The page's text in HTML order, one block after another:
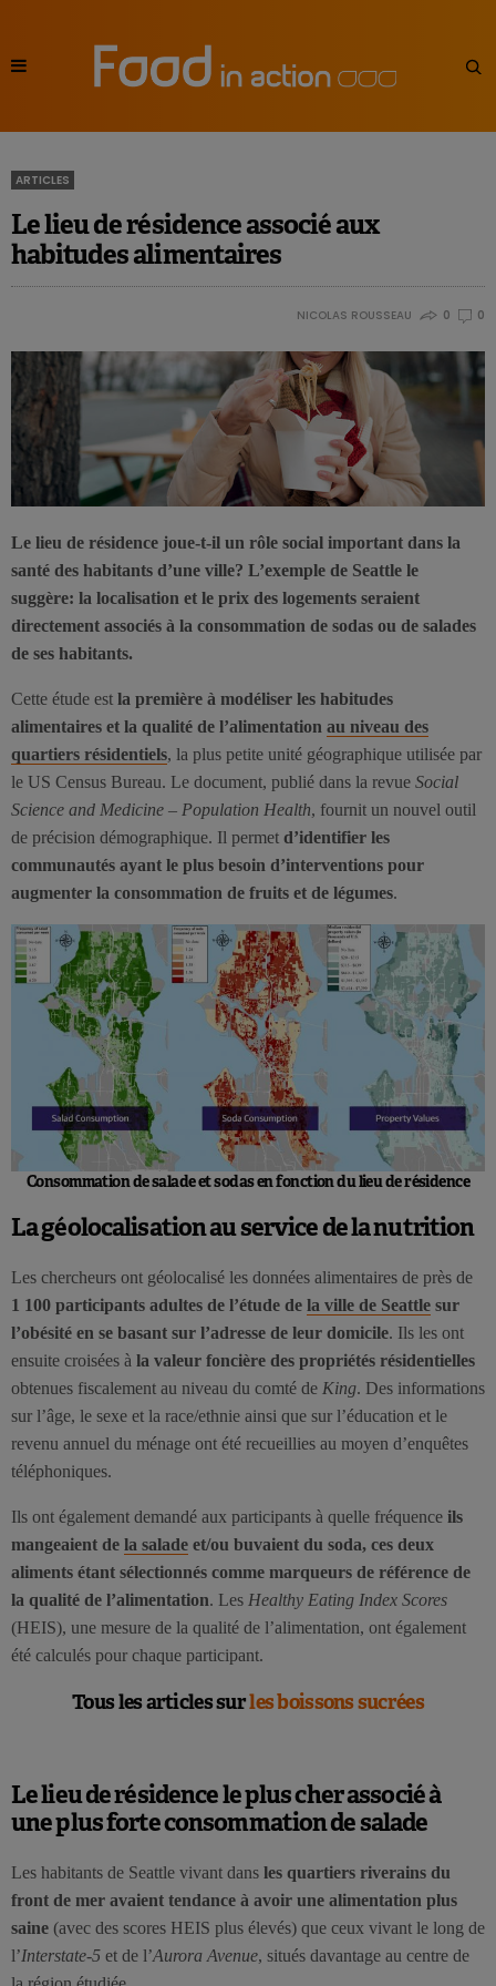
ARTICLES
Le lieu de résidence associé aux
habitudes alimentaires
NICOLAS ROUSSEAU 0 0
Le lieu de résidence joue-t-il un rôle social important dans la
santé des habitants d’une ville? L’exemple de Seattle le
suggère: la localisation et le prix des logements seraient
directement associés à la consommation de sodas ou de salades
de ses habitants.
Cette étude est la première à modéliser les habitudes
alimentaires et la qualité de l’alimentation au niveau des
quartiers résidentiels, la plus petite unité géographique utilisée par
le US Census Bureau. Le document, publié dans la revue Social
Science and Medicine – Population Health, fournit un nouvel outil
de précision démographique. Il permet d’identifier les
communautés ayant le plus besoin d’interventions pour
augmenter la consommation de fruits et de légumes.
Consommation de salade et sodas en fonction du lieu de résidence
La géolocalisation au service de la nutrition
Les chercheurs ont géolocalisé les données alimentaires de près de
1 100 participants adultes de l’étude de la ville de Seattle sur
l’obésité en se basant sur l’adresse de leur domicile. Ils les ont
ensuite croisées à la valeur foncière des propriétés résidentielles
obtenues fiscalement au niveau du comté de King. Des informations
sur l’âge, le sexe et la race/ethnie ainsi que sur l’éducation et le
revenu annuel du ménage ont été recueillies au moyen d’enquêtes
téléphoniques.
Ils ont également demandé aux participants à quelle fréquence ils
mangeaient de la salade et/ou buvaient du soda, ces deux
aliments étant sélectionnés comme marqueurs de référence de
la qualité de l’alimentation. Les Healthy Eating Index Scores
(HEIS), une mesure de la qualité de l’alimentation, ont également
été calculés pour chaque participant.
Tous les articles surles boissons sucrées
Le lieu de résidence le plus cher associé à
une plus forte consommation de salade
Les habitants de Seattle vivant dans les quartiers riverains du
front de mer avaient tendance à avoir une alimentation plus
saine (avec des scores HEIS plus élevés) que ceux vivant le long de
l’Interstate-5 et de l’Aurora Avenue, situés davantage au centre de